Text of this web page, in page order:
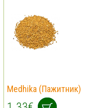
Medhika (Пажитник)